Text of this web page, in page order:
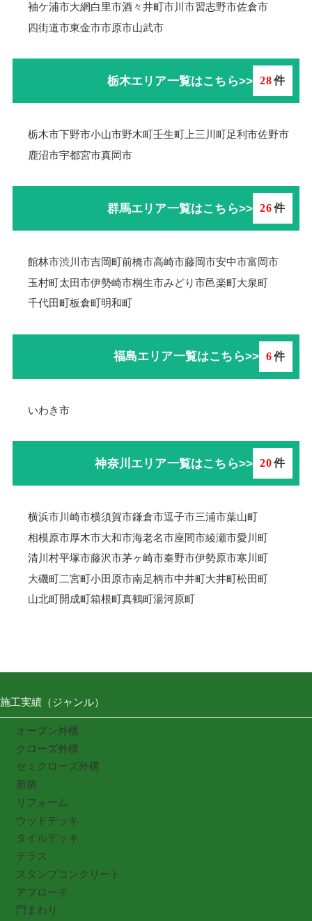
袖ケ浦市大網白里市酒々井町市川市習志野市佐倉市
四街道市東金市市原市山武市
栃木エリア一覧はこちら>> 28件
栃木市下野市小山市野木町壬生町 上三川町足利市佐野市
鹿沼市宇都宮市真岡市
群馬エリア一覧はこちら>> 26件
館林市渋川市吉岡町前橋市高崎市藤岡市安中市富岡市
玉村町太田市伊勢崎市桐生市みどり市邑楽町大泉町
千代田町板倉町明和町
福島エリア一覧はこちら>> 6件
いわき市
神奈川エリア一覧はこちら>> 20件
横浜市川崎市横須賀市鎌倉市逗子市三浦市葉山町
相模原市厚木市大和市海老名市座間市綾瀬市愛川町
清川村平塚市藤沢市茅ヶ崎市秦野市伊勢原市寒川町
大磯町二宮町小田原市南足柄市中井町大井町松田町
山北町開成町箱根町真鶴町湯河原町
施工実績（ジャンル）
オープン外構
クローズ外構
セミクローズ外構
新築
リフォーム
ウッドデッキ
タイルデッキ
テラス
スタンプコンクリート
アプローチ
門まわり